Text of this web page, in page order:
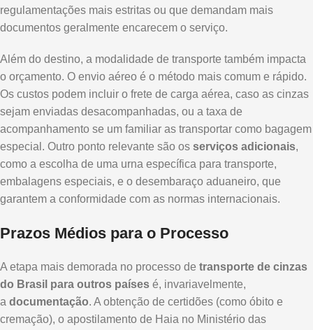
regulamentações mais estritas ou que demandam mais
documentos geralmente encarecem o serviço.
Além do destino, a modalidade de transporte também impacta
o orçamento. O envio aéreo é o método mais comum e rápido.
Os custos podem incluir o frete de carga aérea, caso as cinzas
sejam enviadas desacompanhadas, ou a taxa de
acompanhamento se um familiar as transportar como bagagem
especial. Outro ponto relevante são os serviços adicionais,
como a escolha de uma urna específica para transporte,
embalagens especiais, e o desembaraço aduaneiro, que
garantem a conformidade com as normas internacionais.
Prazos Médios para o Processo
A etapa mais demorada no processo de transporte de cinzas
do Brasil para outros países é, invariavelmente,
a documentação. A obtenção de certidões (como óbito e
cremação), o apostilamento de Haia no Ministério das